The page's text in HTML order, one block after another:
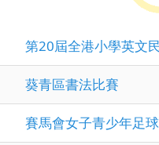
第20屆全港小學英文
葵青區書法比賽
賽馬會女子青少年足